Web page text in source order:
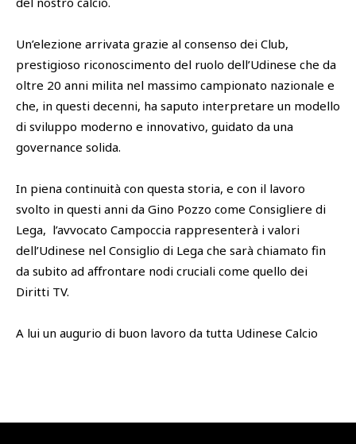
Un’elezione arrivata grazie al consenso dei Club,
prestigioso riconoscimento del ruolo dell’Udinese che da
oltre 20 anni milita nel massimo campionato nazionale e
che, in questi decenni, ha saputo interpretare un modello
di sviluppo moderno e innovativo, guidato da una
governance solida.
In piena continuità con questa storia, e con il lavoro
svolto in questi anni da Gino Pozzo come Consigliere di
Lega, l’avvocato Campoccia rappresenterà i valori
dell’Udinese nel Consiglio di Lega che sarà chiamato fin
da subito ad affrontare nodi cruciali come quello dei
Diritti TV.
A lui un augurio di buon lavoro da tutta Udinese Calcio